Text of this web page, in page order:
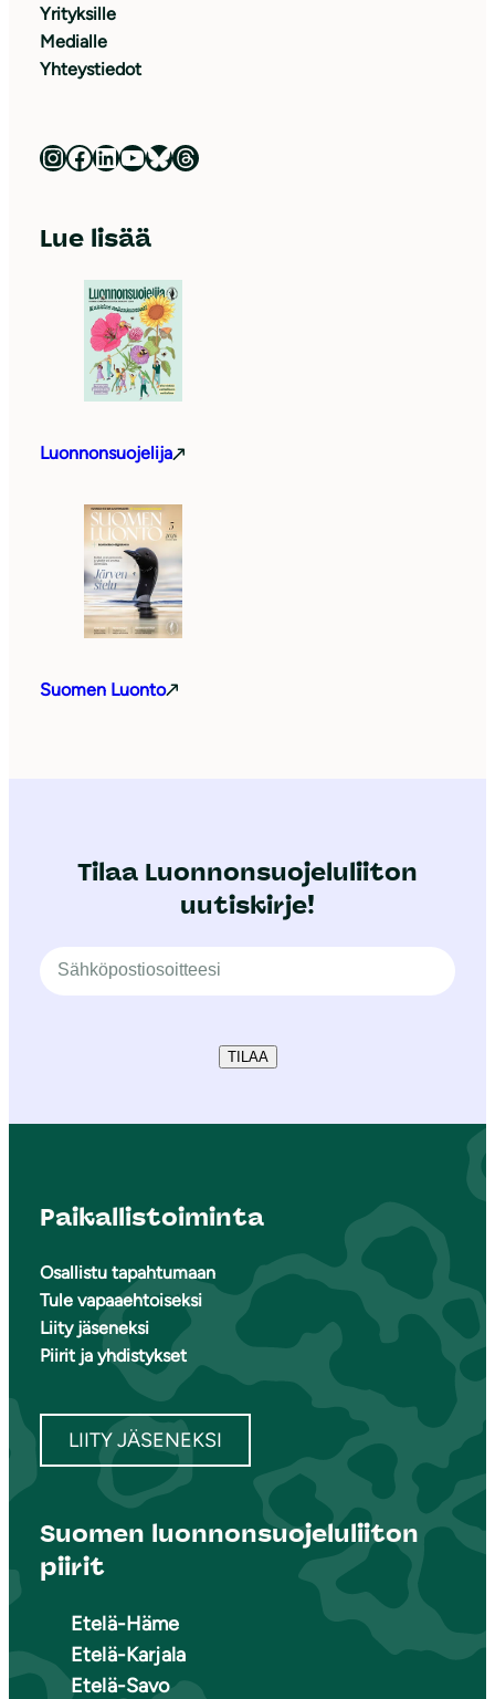
Yrityksille
Medialle
Yhteystiedot
Luonnonsuojeluliitto Instagramissa Luonnonsuojeluliitto Facebookissa Luonnonsuojeluliitto LinkedInissä Luonnonsuojeluliiton YouTube-kanava Luonnonsuojeluliitto Blueskyssa Luonnonsuojeluliitto Threadsissa
Lue lisää
Luonnonsuojelija
Suomen Luonto
Tilaa Luonnonsuojeluliiton
uutiskirje!
TILAA
Paikallistoiminta
Osallistu tapahtumaan
Tule vapaaehtoiseksi
Liity jäseneksi
Piirit ja yhdistykset
LIITY JÄSENEKSI
Suomen luonnonsuojeluliiton
piirit
Etelä-Häme
Etelä-Karjala
Etelä-Savo